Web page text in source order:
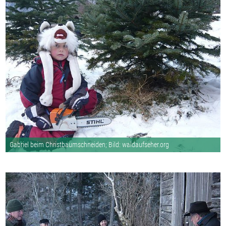
Gabriel beim Christbaumschneiden; Bild: waldaufseher.org